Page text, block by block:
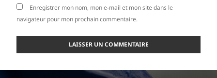
Enregistrer mon nom, mon e-mail et mon site dans le
navigateur pour mon prochain commentaire.